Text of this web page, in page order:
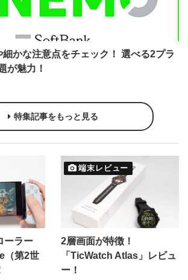
細かな注意点をチェック！ 選べる2プラ
が魅力！
特集記事をもっと見る
ーラー
（第2世
端末レビュー
2層画面が特徴！
「TicWatch Atlas」レビュ
ー！